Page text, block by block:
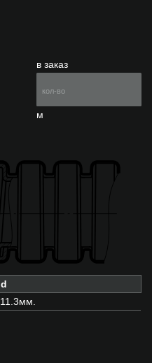
в заказ
м
d
11.3мм.